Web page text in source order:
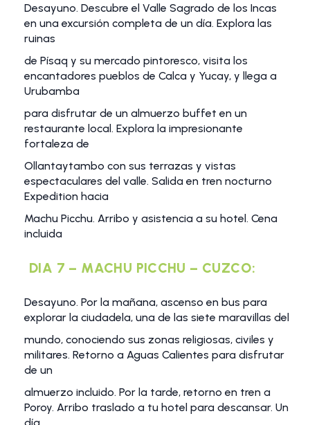
Desayuno. Descubre el Valle Sagrado de los Incas
en una excursión completa de un día. Explora las
ruinas
de Písaq y su mercado pintoresco, visita los
encantadores pueblos de Calca y Yucay, y llega a
Urubamba
para disfrutar de un almuerzo buffet en un
restaurante local. Explora la impresionante
fortaleza de
Ollantaytambo con sus terrazas y vistas
espectaculares del valle. Salida en tren nocturno
Expedition hacia
Machu Picchu. Arribo y asistencia a su hotel. Cena
incluida
DIA 7 – MACHU PICCHU – CUZCO:
Desayuno. Por la mañana, ascenso en bus para
explorar la ciudadela, una de las siete maravillas del
mundo, conociendo sus zonas religiosas, civiles y
militares. Retorno a Aguas Calientes para disfrutar
de un
almuerzo incluido. Por la tarde, retorno en tren a
Poroy. Arribo traslado a tu hotel para descansar. Un